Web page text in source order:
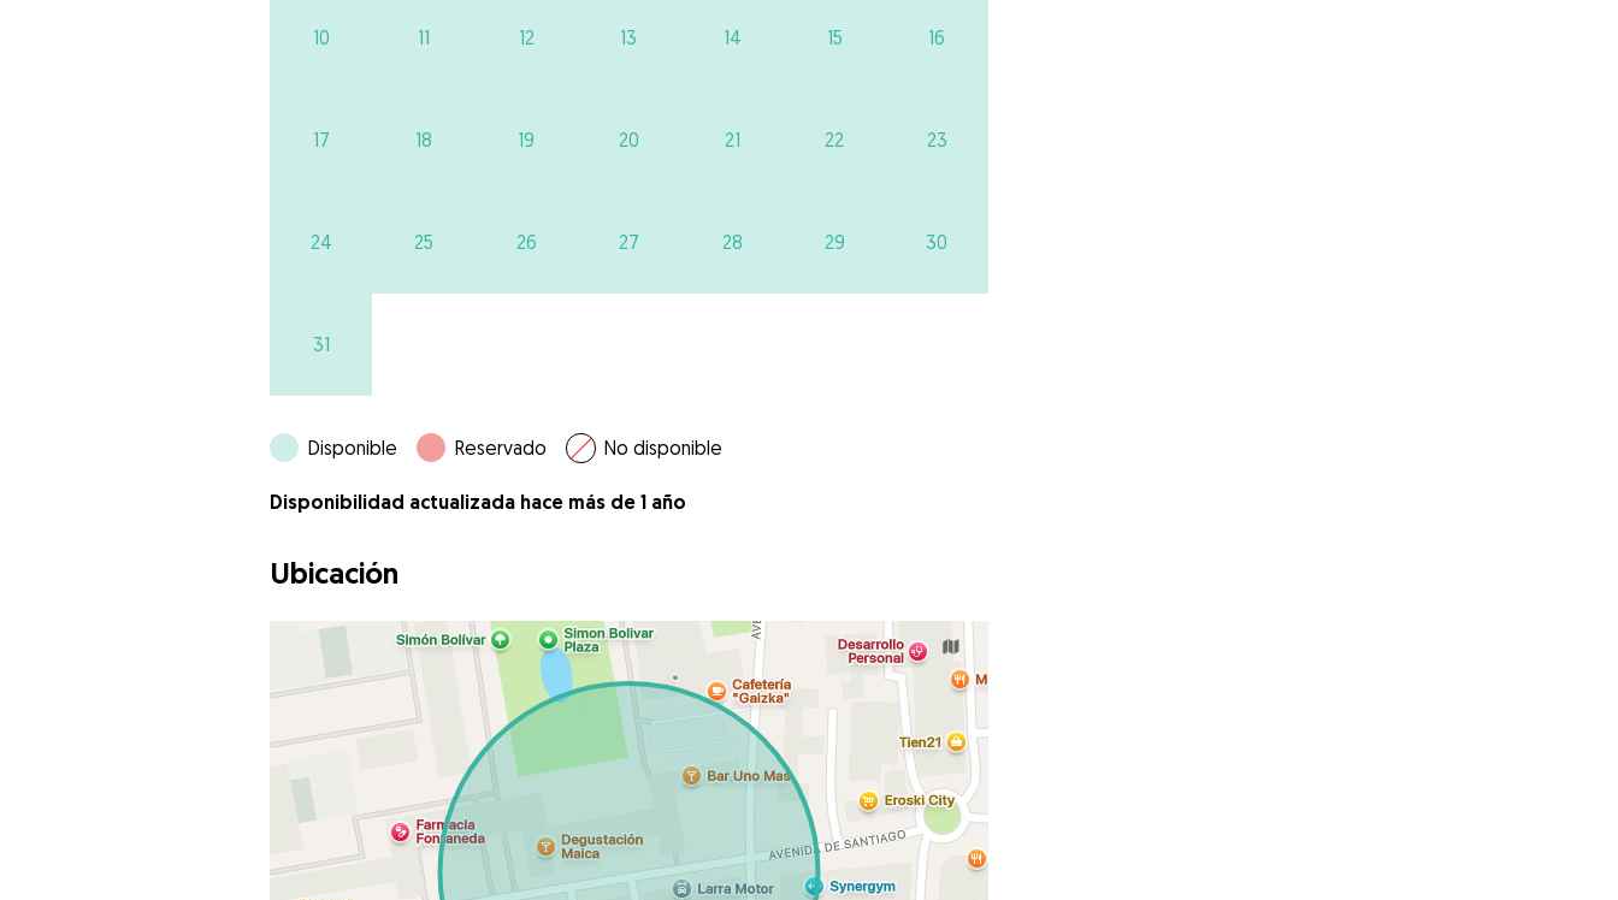
10 11 12 13 14 15 16
17 18 19 20 21 22 23
24 25 26 27 28 29 30
31
Disponible Reservado No disponible
Disponibilidad actualizada hace más de 1 año
Ubicación